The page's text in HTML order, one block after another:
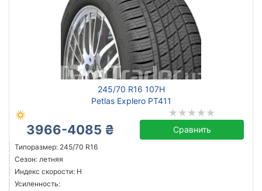
245/70 R16 107H
Petlas Explero PT411
3966-4085 ₴ Сравнить
Типоразмер: 245/70 R16
Сезон: летняя
Индекс скорости: H
Усиленность: